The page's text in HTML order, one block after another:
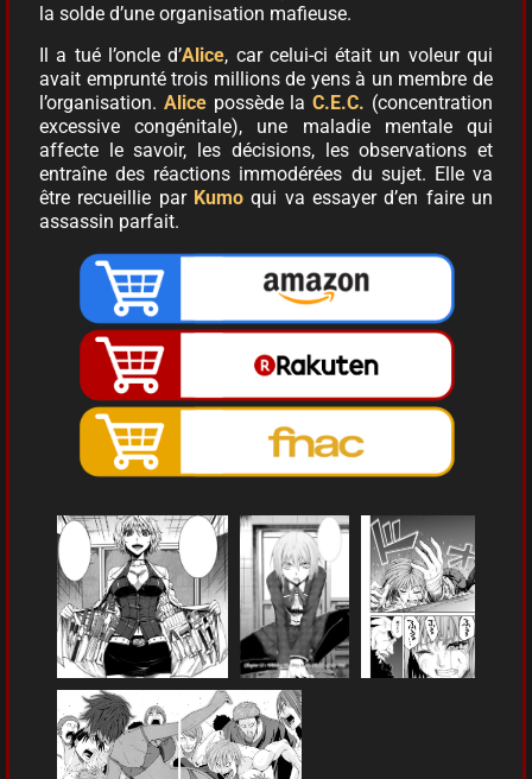
la solde d’une organisation mafieuse.
Il a tué l’oncle d’Alice, car celui-ci était un voleur qui
avait emprunté trois millions de yens à un membre de
l’organisation. Alice possède laC.E.C. (concentration
excessive congénitale), une maladie mentale qui
affecte le savoir, les décisions, les observations et
entraîne des réactions immodérées du sujet. Elle va
être recueillie par Kumo qui va essayer d’en faire un
assassin parfait.